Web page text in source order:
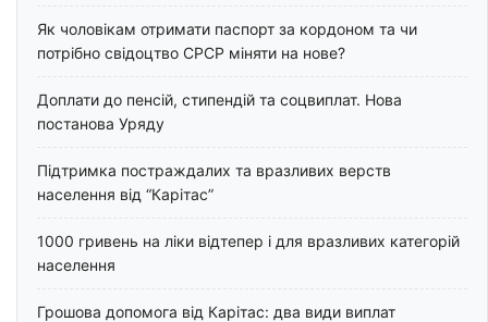
Як чоловікам отримати паспорт за кордоном та чи
потрібно свідоцтво СРСР міняти на нове?
Доплати до пенсій, стипендій та соцвиплат. Нова
постанова Уряду
Підтримка постраждалих та вразливих верств
населення від “Карітас”
1000 гривень на ліки відтепер і для вразливих категорій
населення
Грошова допомога від Карітас: два види виплат